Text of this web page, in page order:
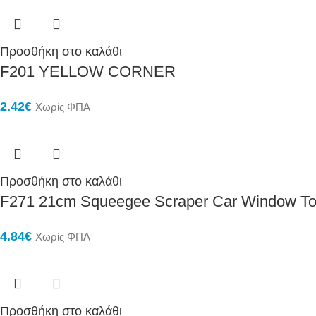
Προσθήκη στο καλάθι
F201 YELLOW CORNER
2.42€ Χωρίς ΦΠΑ
Προσθήκη στο καλάθι
F271 21cm Squeegee Scraper Car Window
4.84€ Χωρίς ΦΠΑ
Προσθήκη στο καλάθι